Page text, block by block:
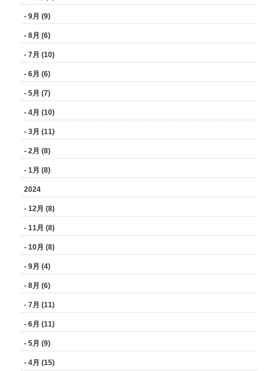
- 9月 (9)
- 8月 (6)
- 7月 (10)
- 6月 (6)
- 5月 (7)
- 4月 (10)
- 3月 (11)
- 2月 (8)
- 1月 (8)
2024
- 12月 (8)
- 11月 (8)
- 10月 (8)
- 9月 (4)
- 8月 (6)
- 7月 (11)
- 6月 (11)
- 5月 (9)
- 4月 (15)